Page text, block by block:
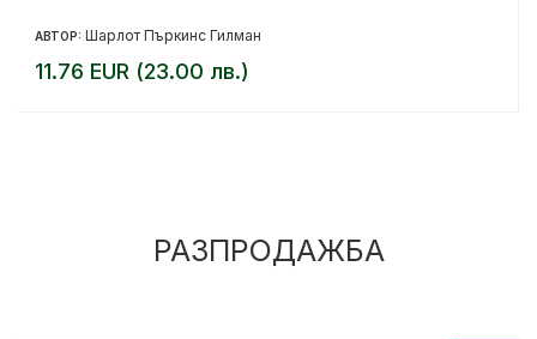
АВТОР: Шарлот Пъркинс Гилман
11.76 EUR (23.00 лв.)
РАЗПРОДАЖБА